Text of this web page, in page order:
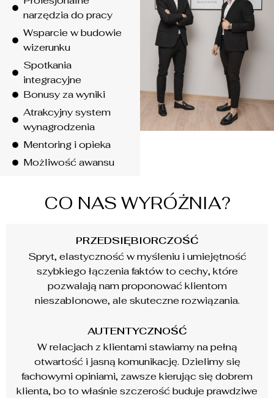
narzędzia do pracy
Wsparcie w budowie
wizerunku
Spotkania
integracyjne
Bonusy za wyniki
Atrakcyjny system
wynagrodzenia
Mentoring i opieka
Możliwość awansu
CO NAS WYRÓŻNIA?
PRZEDSIĘBIORCZOŚĆ
Spryt, elastyczność w myśleniu i umiejętność
szybkiego łączenia faktów to cechy, które
pozwalają nam proponować klientom
nieszablonowe, ale skuteczne rozwiązania.
AUTENTYCZNOŚĆ
W relacjach z klientami stawiamy na pełną
otwartość i jasną komunikację. Dzielimy się
fachowymi opiniami, zawsze kierując się dobrem
klienta, bo to właśnie szczerość buduje prawdziwe